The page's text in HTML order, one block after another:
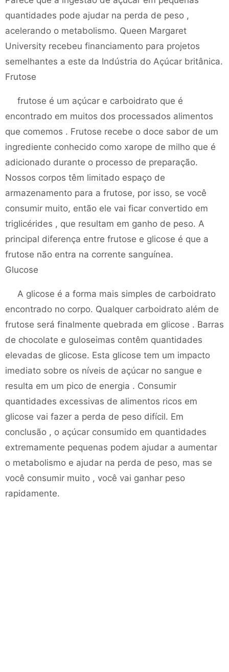
quantidades pode ajudar na perda de peso ,
acelerando o metabolismo. Queen Margaret
University recebeu financiamento para projetos
semelhantes a este da Indústria do Açúcar britânica.
Frutose
frutose é um açúcar e carboidrato que é
encontrado em muitos dos processados alimentos
que comemos . Frutose recebe o doce sabor de um
ingrediente conhecido como xarope de milho que é
adicionado durante o processo de preparação.
Nossos corpos têm limitado espaço de
armazenamento para a frutose, por isso, se você
consumir muito, então ele vai ficar convertido em
triglicérides , que resultam em ganho de peso. A
principal diferença entre frutose e glicose é que a
frutose não entra na corrente sanguínea.
Glucose
A glicose é a forma mais simples de carboidrato
encontrado no corpo. Qualquer carboidrato além de
frutose será finalmente quebrada em glicose . Barras
de chocolate e guloseimas contêm quantidades
elevadas de glicose. Esta glicose tem um impacto
imediato sobre os níveis de açúcar no sangue e
resulta em um pico de energia . Consumir
quantidades excessivas de alimentos ricos em
glicose vai fazer a perda de peso difícil. Em
conclusão , o açúcar consumido em quantidades
extremamente pequenas podem ajudar a aumentar
o metabolismo e ajudar na perda de peso, mas se
você consumir muito , você vai ganhar peso
rapidamente.